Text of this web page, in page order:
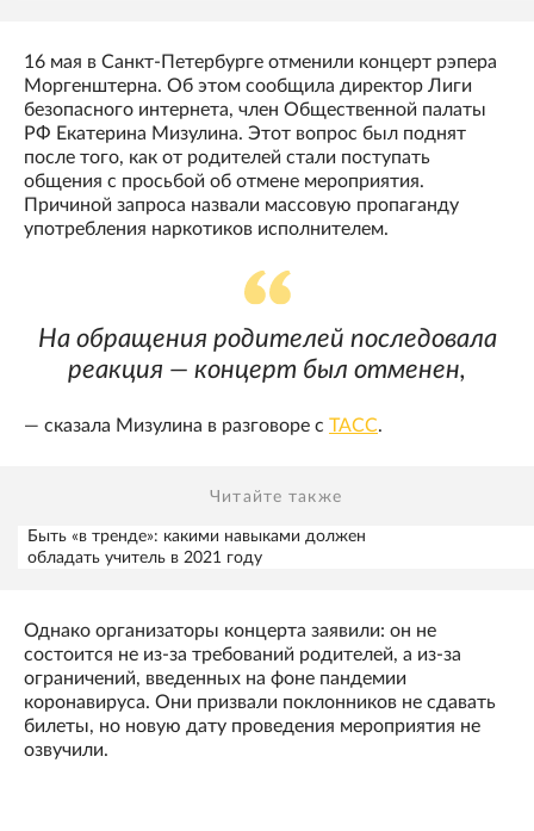
16 мая в Санкт-Петербурге отменили концерт рэпера
Моргенштерна. Об этом сообщила директор Лиги
безопасного интернета, член Общественной палаты
РФ Екатерина Мизулина. Этот вопрос был поднят
после того, как от родителей стали поступать
общения с просьбой об отмене мероприятия.
Причиной запроса назвали массовую пропаганду
употребления наркотиков исполнителем.
На обращения родителей последовала
реакция — концерт был отменен,
— сказала Мизулина в разговоре с ТАСС.
Читайте также
Быть «в тренде»: какими навыками должен
обладать учитель в 2021 году
Однако организаторы концерта заявили: он не
состоится не из-за требований родителей, а из-за
ограничений, введенных на фоне пандемии
коронавируса. Они призвали поклонников не сдавать
билеты, но новую дату проведения мероприятия не
озвучили.